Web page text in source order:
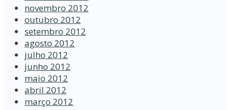
novembro 2012
outubro 2012
setembro 2012
agosto 2012
julho 2012
junho 2012
maio 2012
abril 2012
março 2012